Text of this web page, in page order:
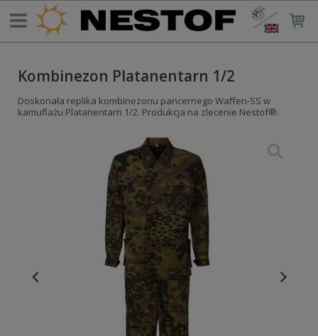
Kombinezon Platanentarn 1/2
Doskonała replika kombinezonu pancernego Waffen-SS w
kamuflażu Platanentarn 1/2. Produkcja na zlecenie Nestof®.